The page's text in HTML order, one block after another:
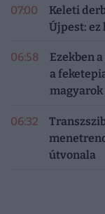
07:00
Keleti
Újpest: ez
06:58
Ezekben
a
magyarok
06:32
útvonala